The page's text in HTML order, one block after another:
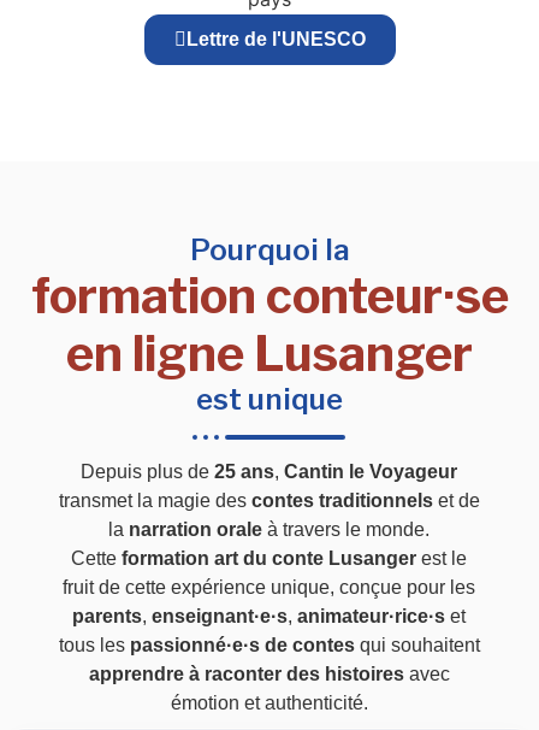
Lettre de l'UNESCO
Pourquoi la
formation conteur·se
en ligne Lusanger
est unique
Depuis plus de25 ans,Cantin le Voyageur
transmet la magie des contes traditionnelset de
la narration orale à travers le monde.
Cetteformation art du conte Lusanger est le
fruit de cette expérience unique, conçue pour les
parents,enseignant·e·s,animateur·rice·s et
tous les passionné·e·s de contesqui souhaitent
apprendre à raconter des histoiresavec
émotion et authenticité.